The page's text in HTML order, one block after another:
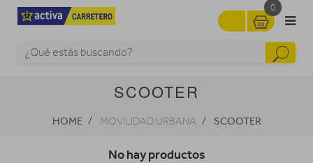
0
SCOOTER
HOME MOVILIDAD URBANA SCOOTER
No hay productos